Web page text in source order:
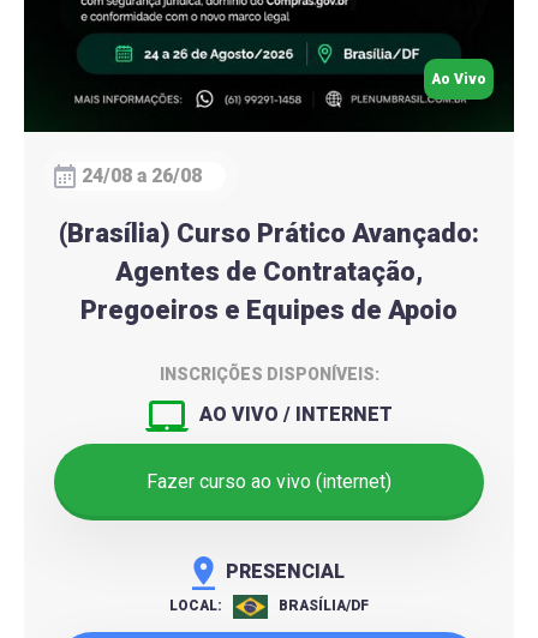
Ao Vivo
24/08 a 26/08
(Brasília) Curso Prático Avançado:
Agentes de Contratação,
Pregoeiros e Equipes de Apoio
INSCRIÇÕES DISPONÍVEIS:
AO VIVO / INTERNET
Fazer curso ao vivo (internet)
PRESENCIAL
LOCAL: BRASÍLIA/DF